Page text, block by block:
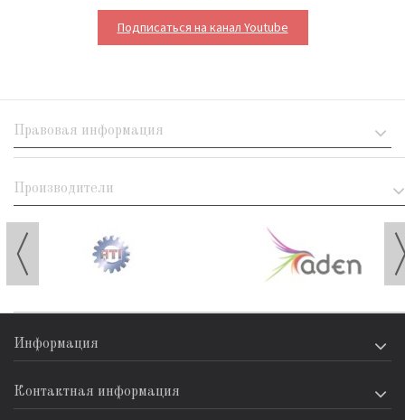
Подписаться на канал Youtube
Правовая информация
Производители
Информация
Контактная информация